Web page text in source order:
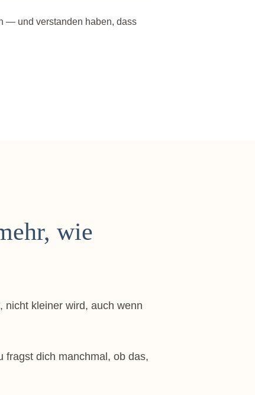
— und verstanden haben, dass
wie
nicht kleiner wird, auch wenn
fragst dich manchmal, ob das,